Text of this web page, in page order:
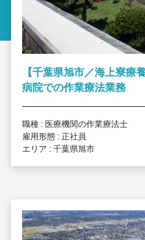
【千葉県旭市／海上寮療
病院での作業療法業務
職種 : 医療機関の作業療法士
雇用形態 : 正社員
エリア : 千葉県旭市